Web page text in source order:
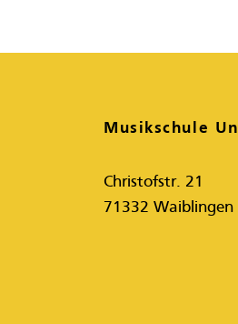
Musikschule
Christofstr. 21
71332 Waiblingen